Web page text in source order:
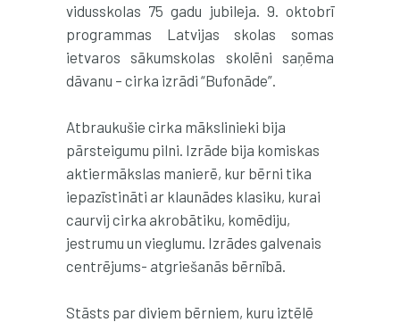
vidusskolas 75 gadu jubileja. 9. oktobrī
programmas Latvijas skolas somas
ietvaros sākumskolas skolēni saņēma
dāvanu – cirka izrādi “Bufonāde”.
Atbraukušie cirka mākslinieki bija
pārsteigumu pilni. Izrāde bija komiskas
aktiermākslas manierē, kur bērni tika
iepazīstināti ar klaunādes klasiku, kurai
caurvij cirka akrobātiku, komēdiju,
jestrumu un vieglumu. Izrādes galvenais
centrējums- atgriešanās bērnībā.
Stāsts par diviem bērniem, kuru iztēlē